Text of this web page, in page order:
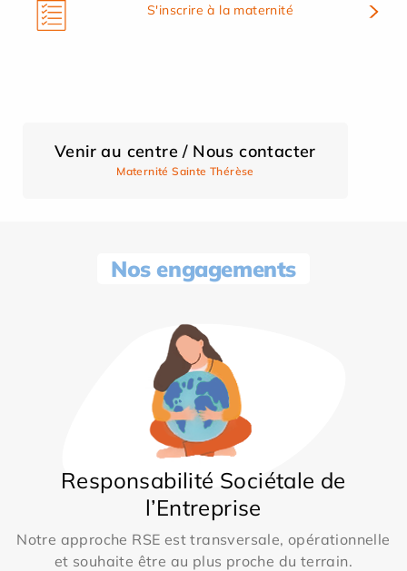
S'inscrire à la maternité
Venir au centre / Nous contacter
Maternité Sainte Thérèse
Nos engagements
Responsabilité Sociétale de
l’Entreprise
Notre approche RSE est transversale, opérationnelle
et souhaite être au plus proche du terrain.